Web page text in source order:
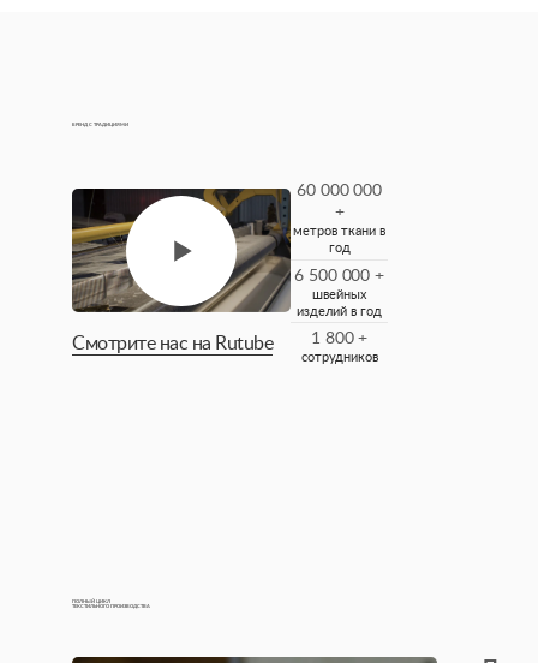
БРЕНД С ТРАДИЦИЯМИ
Смотрите нас на Rutube
60 000 000
+
метров ткани в
год
6 500 000 +
швейных
изделий в год
1 800 +
сотрудников
ПОЛНЫЙ ЦИКЛ
ТЕКСТИЛЬНОГО ПРОИЗВОДСТВА